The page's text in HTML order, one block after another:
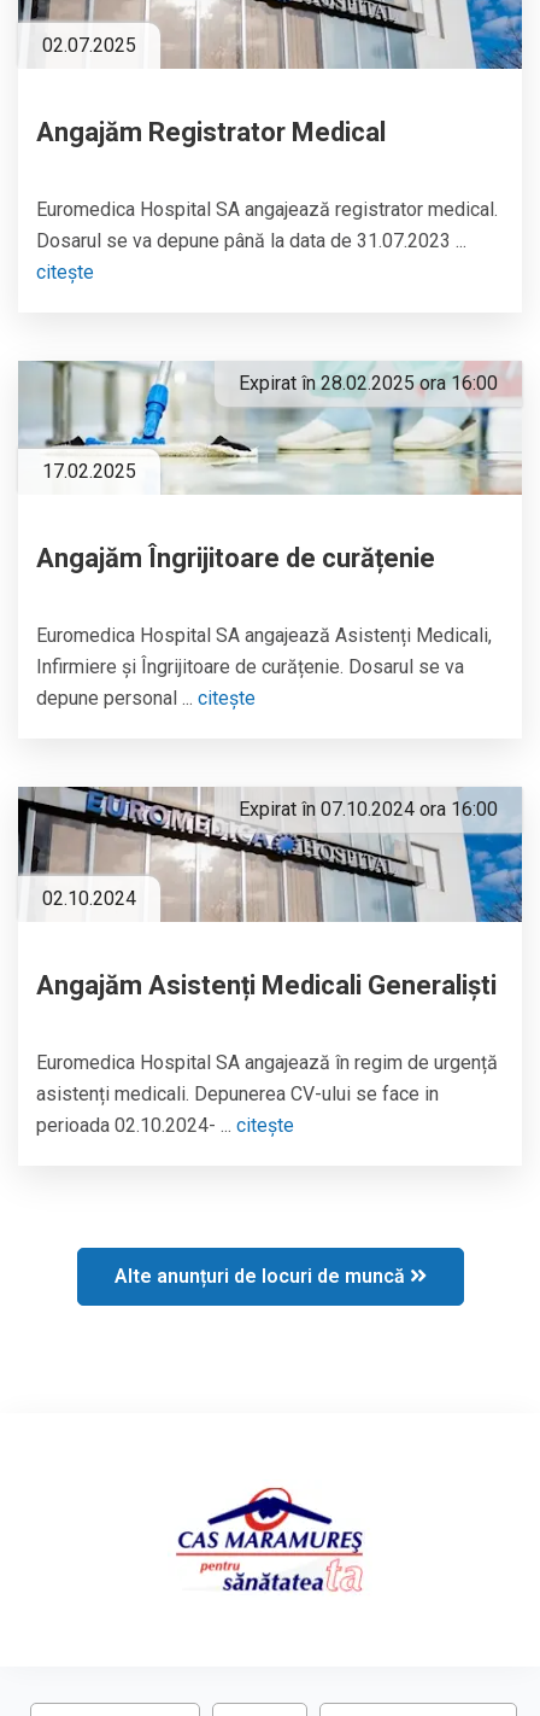
02.07.2025
Angajăm Registrator Medical
Euromedica Hospital SA angajează registrator medical.
Dosarul se va depune până la data de 31.07.2023 ...
citește
17.02.2025
Expirat în 28.02.2025 ora 16:00
Angajăm Îngrijitoare de curățenie
Euromedica Hospital SA angajează Asistenți Medicali,
Infirmiere și Îngrijitoare de curățenie. Dosarul se va
depune personal ... citește
02.10.2024
Expirat în 07.10.2024 ora 16:00
Angajăm Asistenți Medicali Generaliști
Euromedica Hospital SA angajează în regim de urgență
asistenți medicali. Depunerea CV-ului se face in
perioada 02.10.2024- ... citește
Alte anunțuri de locuri de muncă